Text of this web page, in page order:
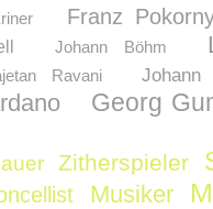
Franz
Johann Böhm
Ravani
Georg
Zitherspieler
Musiker